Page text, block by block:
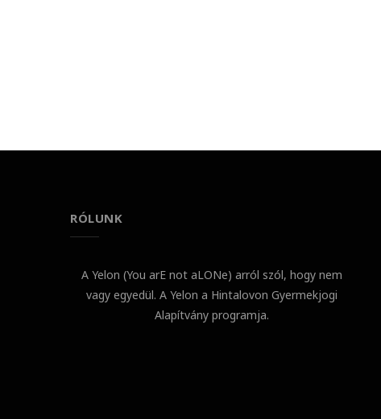
RÓLUNK
A Yelon (You arE not aLONe) arról szól, hogy nem
vagy egyedül. A Yelon a Hintalovon Gyermekjogi
Alapítvány programja.